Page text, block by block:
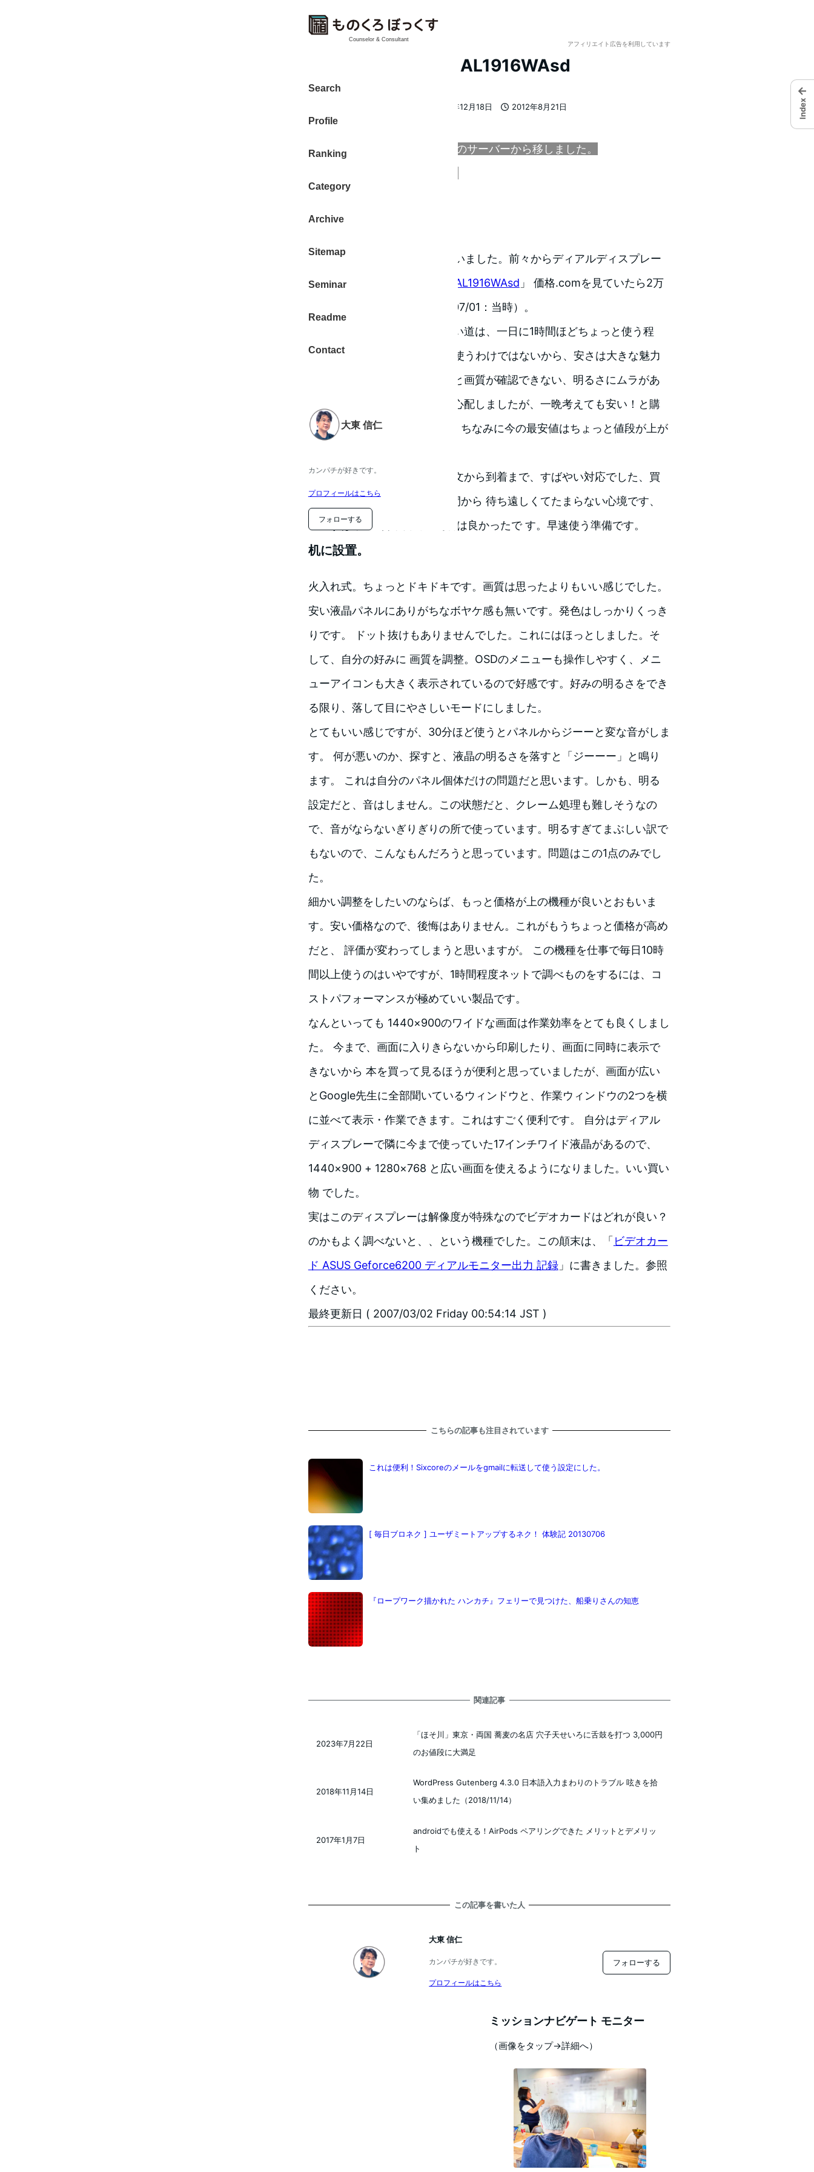
Counselor & Consultant
Search
Profile
Ranking
Category
Archive
Sitemap
Seminar
Readme
Contact
大東 信仁
カンパチが好きです。
プロフィールはこちら
フォローする
アフィリエイト広告を利用しています
ディスプレー Acer AL1916WAsd
2013年12月18日
2012年8月21日
＜この記事は前のサーバーから移しました。
ディスプレーがほしい
2007年の正月明けに買っちゃいました。前々からディアルディスプレー
にしたかったのです。「
Acer AL1916WAsd 」 価格.comを見ていたら2万
円ちょっとの価格でした（2007/01：当時）。
かなり迷いました。 自分の使い道は、一日に1時間ほどちょっと使う程
度。 仕事でずーと10時間以上使うわけではないから、安さは大きな魅力
です。 ネットで代引き購入だと画質が確認できない、明るさにムラがあ
ったら、 ドット抜けが、、と心配しましたが、一晩考えても安い！と購
入ボタンをポチッとしました。ちなみに今の最安値はちょっと値段が上が
買ったのはドスパラ
さん。 注文から到着まで、すばやい対応でした、買
ったほうはボタンを押した瞬間から 待ち遠しくてたまらない心境です、
このすばやい3営業日での到着は良かったで す。早速使う準備です。
机に設置。
火入れ式。ちょっとドキドキです。画質は思ったよりもいい感じでした。
安い液晶パネルにありがちなボヤケ感も無いです。発色はしっかりくっき
りです。 ドット抜けもありませんでした。これにはほっとしました。そ
して、自分の好みに 画質を調整。OSDのメニューも操作しやすく、メニ
ューアイコンも大きく表示されているので好感です。好みの明るさをでき
る限り、落して目にやさしいモードにしました。
とてもいい感じですが、30分ほど使うとパネルからジーーと変な音がしま
す。 何が悪いのか、探すと、液晶の明るさを落すと「ジーーー」と鳴り
ます。 これは自分のパネル個体だけの問題だと思います。しかも、明る
設定だと、音はしません。この状態だと、クレーム処理も難しそうなの
で、音がならないぎりぎりの所で使っています。明るすぎてまぶしい訳で
もないので、こんなもんだろうと思っています。問題はこの1点のみでし
た。
細かい調整をしたいのならば、もっと価格が上の機種が良いとおもいま
す。安い価格なので、後悔はありません。これがもうちょっと価格が高め
だと、 評価が変わってしまうと思いますが。 この機種を仕事で毎日10時
間以上使うのはいやですが、1時間程度ネットで調べものをするには、コ
ストパフォーマンスが極めていい製品です。
なんといっても 1440×900のワイドな画面は作業効率をとても良くしまし
た。 今まで、画面に入りきらないから印刷したり、画面に同時に表示で
きないから 本を買って見るほうが便利と思っていましたが、画面が広い
とGoogle先生に全部聞いているウィンドウと、作業ウィンドウの2つを横
に並べて表示・作業できます。これはすごく便利です。 自分はディアル
ディスプレーで隣に今まで使っていた17インチワイド液晶があるので、
1440×900 + 1280×768 と広い画面を使えるようになりました。いい買い
物 でした。
実はこのディスプレーは解像度が特殊なのでビデオカードはどれが良い？
のかもよく調べないと、、という機種でした。この顛末は、「 ビデオカー
ド ASUS Geforce6200 ディアルモニター出力 記録」に書きました。参照
ください。
最終更新日 ( 2007/03/02 Friday 00:54:14 JST )
こちらの記事も注目されています
これは便利！Sixcoreのメールをgmailに転送して使う設定にした。
[ 毎日ブロネク ] ユーザミートアップするネク！ 体験記 20130706
『ロープワーク描かれた ハンカチ』フェリーで見つけた、船乗りさんの知恵
関連記事
「ほそ川」東京・両国 蕎麦の名店 穴子天せいろに舌鼓を打つ 3,000円
のお値段に大満足
2023年7月22日
WordPress Gutenberg 4.3.0 日本語入力まわりのトラブル 呟きを拾
い集めました（2018/11/14）
2018年11月14日
androidでも使える！AirPods ペアリングできた メリットとデメリッ
ト
2017年1月7日
この記事を書いた人
大東 信仁
カンパチが好きです。
プロフィールはこちら
フォローする
ミッションナビゲート モニター
（画像をタップ→詳細へ）
←
Index